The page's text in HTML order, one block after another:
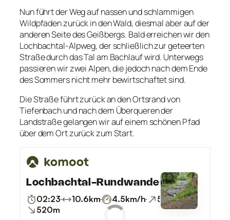
Nun führt der Weg auf nassen und schlammigen
Wildpfaden zurück in den Wald, diesmal aber auf der
anderen Seite des Geißbergs. Bald erreichen wir den
Lochbachtal-Alpweg, der schließlich zur geteerten
Straße durch das Tal am Bachlauf wird. Unterwegs
passieren wir zwei Alpen, die jedoch nach dem Ende
des Sommers nicht mehr bewirtschaftet sind.
Die Straße führt zurück an den Ortsrand von
Tiefenbach und nach dem Überqueren der
Landstraße gelangen wir auf einem schönen Pfad
über dem Ort zurück zum Start.